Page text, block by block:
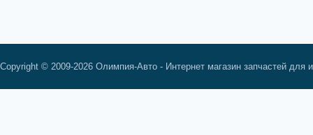
Copyright © 2009-2026 Олимпия-Авто - Интернет магазин запчастей для